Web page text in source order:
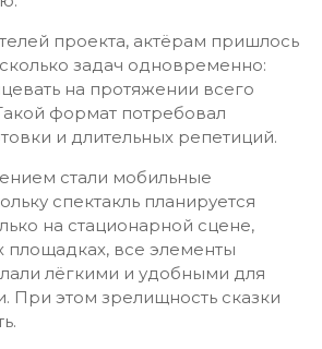
проекта, актёрам пришлось
задач одновременно:
на протяжении всего
формат потребовал
и длительных репетиций.
стали мобильные
спектакль планируется
на стационарной сцене,
площадках, все элементы
лёгкими и удобными для
При этом зрелищность сказки